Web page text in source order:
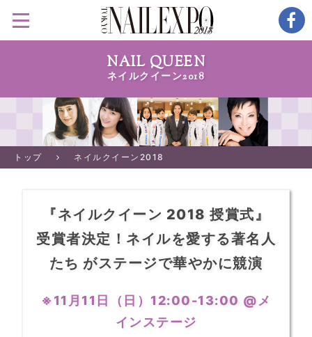
NAIL QUEEN
ネイルクイーン2018
トップ ネイルクイーン2018
『ネイルクイーン 2018 授賞式』
受賞者決定！ネイルを愛する著名人
たち がステージで華やかに競演
※11月11日（日）12:00-13:00 @メ
インステージ